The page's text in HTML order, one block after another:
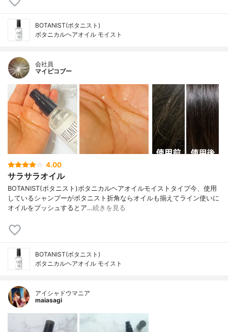
BOTANIST(ボタニスト)
ボタニカルヘアオイル モイスト
会社員
マイピコブー
4.00
サラサラオイル
BOTANIST(ボタニスト)ボタニカルヘアオイルモイストタイプ今、使用
しているシャンプーがボタニスト折角ならオイルも揃えてライン使いに
オイルをプッシュするとア…続きを見る
BOTANIST(ボタニスト)
ボタニカルヘアオイル モイスト
アイシャドウマニア
maiasagi